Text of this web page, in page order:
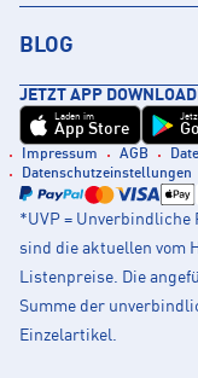
BLOG
JETZT APP
Laden im
App Store
Impressum AGB
Datenschutzeinstellungen
*UVP = Unverbindliche
sind die aktuellen vom
Listenpreise. Die
Summe der
Einzelartikel.